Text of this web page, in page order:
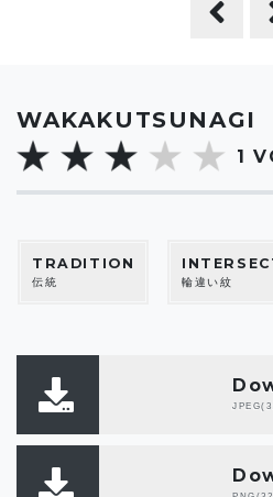
WAKAKUTSUNAGI
1
TRADITION
伝統 輪違い紋